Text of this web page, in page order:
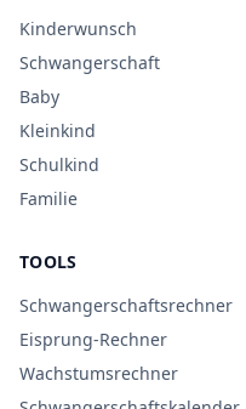
Kinderwunsch
Schwangerschaft
Baby
Kleinkind
Schulkind
Familie
TOOLS
Schwangerschaftsrechner
Eisprung-Rechner
Wachstumsrechner